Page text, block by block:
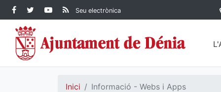
Contingut principal
Facebook Ajuntament de
Dénia
Twitter Ajuntament de
Dénia
YouTube Ajuntament
de Dénia
RSS Actualitat
Ajuntament de
Seu electrònica
Inici Informació - Webs i Apps